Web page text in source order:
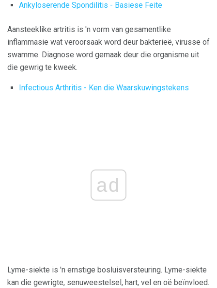
Ankyloserende Spondilitis - Basiese Feite
Aansteeklike artritis is 'n vorm van gesamentlike
inflammasie wat veroorsaak word deur bakterieë, virusse of
swamme. Diagnose word gemaak deur die organisme uit
die gewrig te kweek.
Infectious Arthritis - Ken die Waarskuwingstekens
ad
Lyme-siekte is 'n ernstige bosluisversteuring. Lyme-siekte
kan die gewrigte, senuweestelsel, hart, vel en oë beïnvloed.